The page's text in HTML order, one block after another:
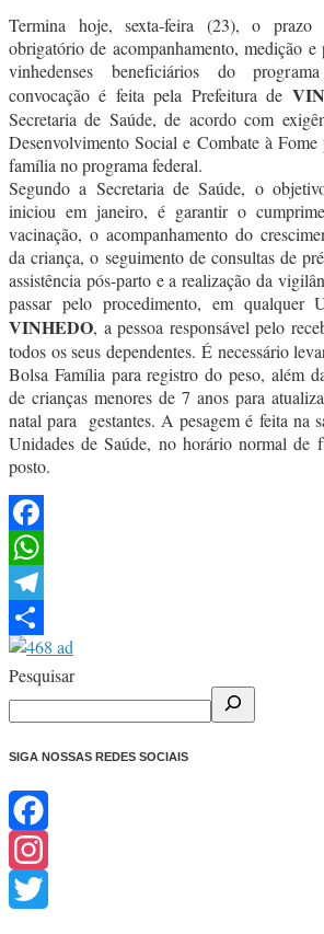
Termina hoje, sexta-feira (23), o prazo
obrigatório de acompanhamento, medição e
vinhedenses beneficiários do
convocação é feita pela Prefeitura de
Secretaria de Saúde, de acordo com
Desenvolvimento Social e Combate à Fome
família no programa federal.
Segundo a Secretaria de Saúde, o
iniciou em janeiro, é garantir o
vacinação, o acompanhamento do
da criança, o seguimento de consultas de
assistência pós-parto e a realização da
passar pelo procedimento, em qualquer
VINHEDO, a pessoa responsável pelo
todos os seus dependentes. É necessário
Bolsa Família para registro do peso, além
de crianças menores de 7 anos para
natal para gestantes. A pesagem é feita na
Unidades de Saúde, no horário normal de
posto.
Facebook
WhatsApp
Telegram
Share
Pesquisar
SIGA NOSSAS REDES SOCIAIS
Facebook
Instagram